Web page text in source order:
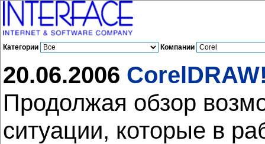
Категории Компании
20.06.2006
Продолжая обзор
ситуации, которые в